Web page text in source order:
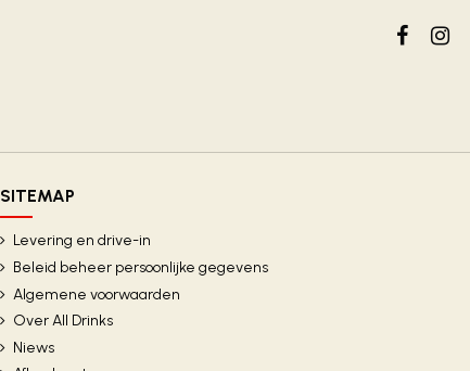
SITEMAP
Levering en drive-in
Beleid beheer persoonlijke gegevens
Algemene voorwaarden
Over All Drinks
Niews